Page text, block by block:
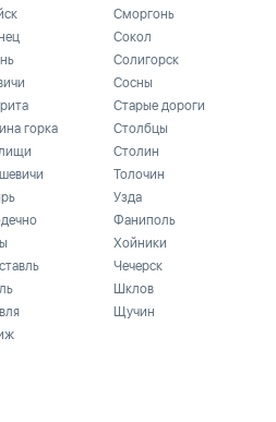
горка
Сморгонь
Сокол
Солигорск
Сосны
Старые дороги
Столбцы
Столин
Толочин
Узда
Фаниполь
Хойники
Чечерск
Шклов
Щучин